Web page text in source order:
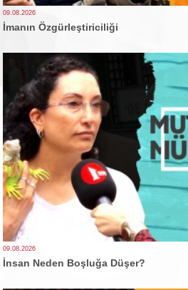
09.08.2026
İmanın Özgürleştiriciliği
09.08.2026
İnsan Neden Boşluğa Düşer?